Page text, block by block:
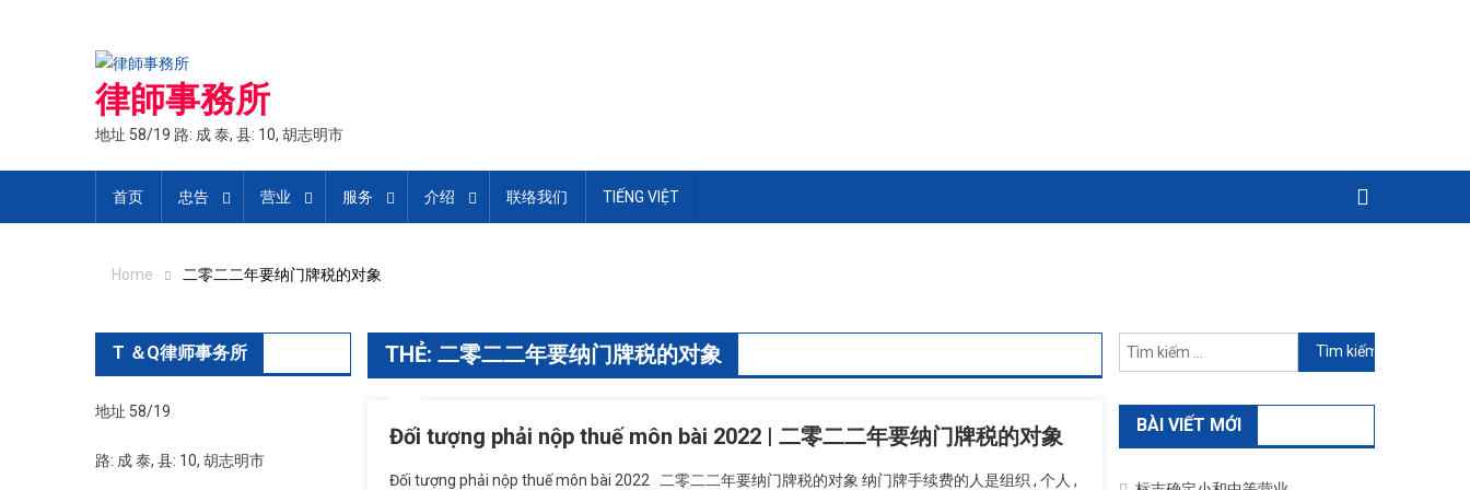
律師事務所
地址 58/19 路: 成 泰, 县: 10, 胡志明市
首页 忠告 营业 服务 介绍 联络我们 TIẾNG VIỆT
Home 二零二二年要纳门牌税的对象
THẺ: 二零二二年要纳门牌税的对象
Đối tượng phải nộp thuế môn bài 2022 | 二零二二年要纳门牌税的对象
Đối tượng phải nộp thuế môn bài 2022 二零二二年要纳门牌税的对象 纳门牌手续费的人是组织 , 个人 ,
T ＆Q律师事务所
地址 58/19
路: 成 泰, 县: 10, 胡志明市
Tìm
kiếm
BÀI VIẾT MỚI